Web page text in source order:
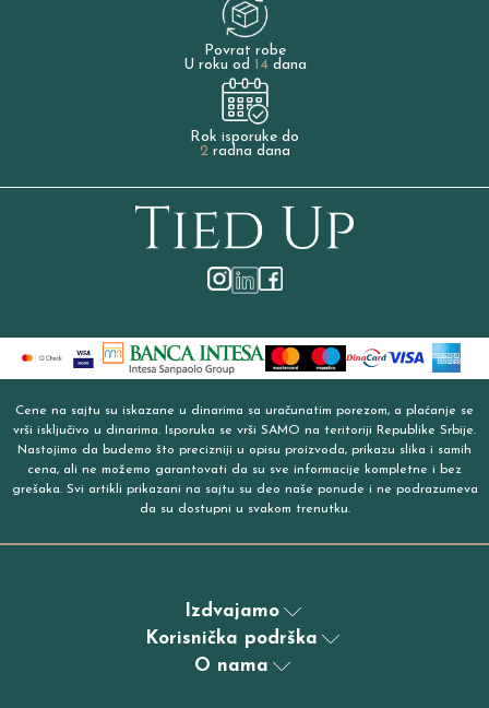
Povrat robe
U roku od 14dana
Rok isporuke do
2radna dana
Cene na sajtu su iskazane u dinarima sa uračunatim porezom, a plaćanje se
vrši isključivo u dinarima. Isporuka se vrši SAMO na teritoriji Republike Srbije.
Nastojimo da budemo što precizniji u opisu proizvoda, prikazu slika i samih
cena, ali ne možemo garantovati da su sve informacije kompletne i bez
grešaka. Svi artikli prikazani na sajtu su deo naše ponude i ne podrazumeva
da su dostupni u svakom trenutku.
Izdvajamo
Korisnička podrška
O nama